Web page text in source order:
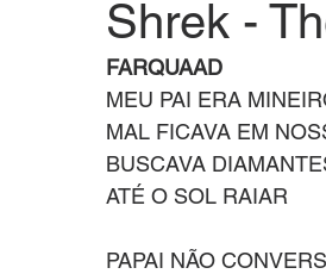
Shrek -
FARQUAAD
MEU PAI ERA
MAL FICAVA EM
BUSCAVA
ATÉ O SOL RAIAR
PAPAI NÃO